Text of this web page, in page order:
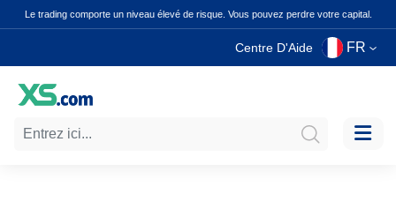
Le trading comporte un niveau élevé de risque. Vous pouvez perdre votre capital.
Centre D'Aide FR